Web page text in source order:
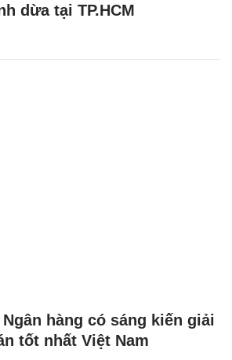
dừa tại TP.HCM
hàng có sáng kiến giải
tốt nhất Việt Nam